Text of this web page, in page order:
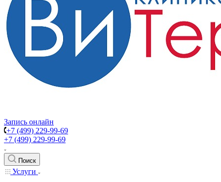
Запись онлайн
+7 (499) 229-99-69
+7 (499) 229-99-69
Поиск
Услуги